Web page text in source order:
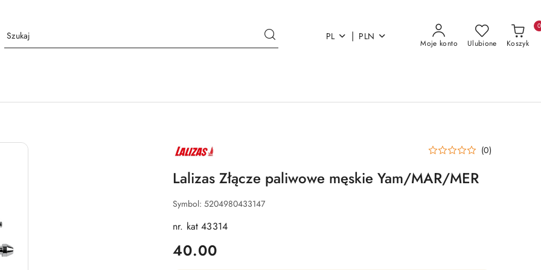
PL | PLN
Moje konto Ulubione Koszyk
0
NAZWA
PRODUCENTA: (0)
Lalizas Złącze paliwowe męskie Yam/MAR/MER
Symbol: 5204980433147
nr. kat 43314
cena:
40.00